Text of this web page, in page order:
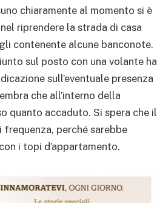
chiaramente al momento si è
riprendere la strada di casa
contenente alcune banconote.
sul posto con una volante ha
sull’eventuale presenza
che all’interno della
quanto accaduto. Si spera che il
frequenza, perché sarebbe
i topi d’appartamento.